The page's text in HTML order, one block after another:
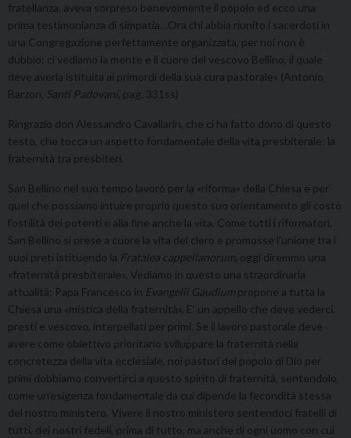
fratellanza, aveva sorpreso benevolmente il popolo ed ecco una
prima testimonianza di simpatia…Ora chi abbia riunito i sacerdoti in
una Congregazione perfettamente organizzata, per noi non è
dubbio: ci vediamo la mente e il cuore del vescovo Bellino, il quale
deve averla istituita ai primordi della sua cura pastorale» (Antonio
Barzon, Santi Padovani, pag. 331ss)
Ringrazio don Alessandro Cavallarin, che ci ha fatto dono di questo
testo, che tocca un aspetto fondamentale della vita presbiterale: la
fraternità tra presbiteri.
San Bellino nel suo tempo lavorò per la «riforma» della Chiesa e per
quel che possiamo intuire proprio questo suo orientamento gli costò
l’ostilità dei potenti e alla fine anche la vita. Come tutti i riformatori,
San Bellino si prese a cuore la vita del clero e promosse l’unione tra i
suoi preti istituendo la Fratalea cappellanorum, oggi diremmo una
«fraternità presbiterale». Vediamo in questo una straordinaria
attualità: Papa Francesco in Evangelii Gaudiumpropone a tutta la
Chiesa una «mistica della fraternità». E’ un appello che deve vederci,
presti e vescovo, interpellati per primi. Se il lavoro pastorale deve
avere come obiettivo prioritario sviluppare la fraternità nella
concretezza della vita ecclesiale, noi pastori del popolo di Dio per
primi dobbiamo convertirci a questo spirito di fraternità, sentendolo
come un’esigenza fondamentale da cui dipende la fecondità stessa
del nostro ministero. Vivere il nostro ministero sentendoci fratelli di
tutti, dei nostri fedeli, prima di tutto, ma anche di ogni uomo con cui